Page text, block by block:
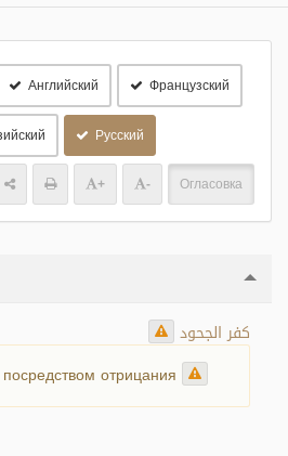
Английский Французский
Русский
+ - Огласовка
كفر الجحود
отрицания